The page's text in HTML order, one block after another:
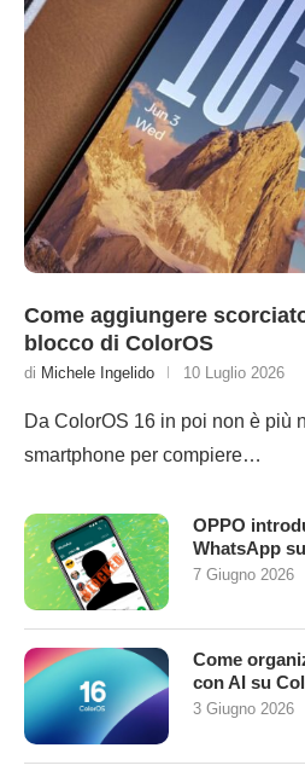
Come aggiungere
blocco di ColorOS
di Michele Ingelido 10 Luglio 2026
Da ColorOS 16 in poi non è più
smartphone per compiere…
OPPO
WhatsApp
7 Giugno 2026
Come
con AI su
3 Giugno 2026